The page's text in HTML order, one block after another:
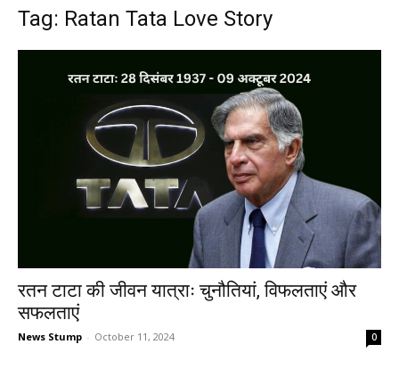
Tag: Ratan Tata Love Story
रतन टाटा की जीवन यात्राः चुनौतियां, विफलताएं और
सफलताएं
News Stump - October 11, 2024 0